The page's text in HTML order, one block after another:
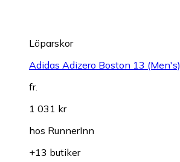
Löparskor
Adidas Adizero Boston 13 (Men's)
fr.
1 031 kr
hos RunnerInn
+13 butiker